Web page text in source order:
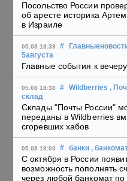
Посольство России
об аресте историка
в Израиле
05.08 18:39 #
5августа
Главные события к
05.08 18:38 # Wildberries ,
склад
Склады "Почты России"
переданы в Wildberries
сгоревших хабов
05.08 18:03 # банки ,
С октября в России
возможность пополнять
через любой банкомат